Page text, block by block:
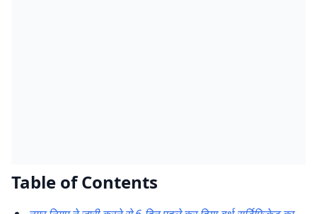
Table of Contents